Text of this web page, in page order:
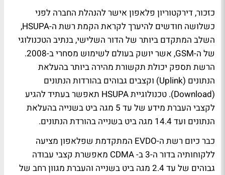
כזכור, דירקטוריון פלאפון אישר להנהלת החברה לפני
כשלושה חודשים להיערך לקראת הקמת רשת ה-HSUPA,
השלב המתקדם ביותר של הדור השלישי, בנתיב הטכנולוגי
של ה-GSM, אשר יושק בעולם לשימוש מסחרי ב-2008.
הרשת תספק יכולת תקשורת מהירה ביותר בהעלאת
הנתונים (Uplink) וקצבים גבוהים בהורדות הנתונים
(Download). טכנולוגיית HSUPA תאפשר בעתיד להגיע
לקצבי העברת מידע של עד 5 מגה ביט בשנייה בהעלאת
הנתונים ועד 14.4 מגה ביט בשנייה בהורדת הנתונים.
כבר כיום רשת ה-EVDO המתקדמת שפלאפון מציעה
ללקוחותיה בדור ה-3 ב- CDMA מאפשרת קצבי עבודה
גבוהים של עד 2.4 מגה ביט בשנייה והעברת מגוון רחב של